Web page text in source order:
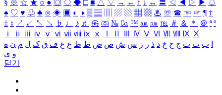
§ ※ ☆ ★ ○ ● ◎ ◇ ◆ □ ■ △ ▽ → ← ↑ ↓ ↔ 〓 ◁ ◀ ▷ ▶ ♤
♠ ♡ ♥ ♧ ♣ ⊙ ◈ ▣ ◐ ◑ ▒ ▤ ▨ ▧ ▦ ▩ ♨ ☏ ☎ ☜ ☞ ¶ †
‡ ↕ ↗ ↙ ↖ ↘ ♭ ♩ ♪ ♬ ㉿ ㈜ № ㏇ ™ ㏂ ㏘ ℡ ＃ ＆ ＊ ＠ ª º
ⅰ
ⅱ ⅲ ⅳ ⅴ ⅵ ⅶ ⅷ ⅸ ⅹ Ⅳ Ⅴ Ⅵ Ⅶ Ⅷ Ⅸ Ⅹ
ب ت ث ج ح خ د ذ ر ز س ش ص ض ط ظ ع غ ف ق ک ل م ن ه
و ی
닫기